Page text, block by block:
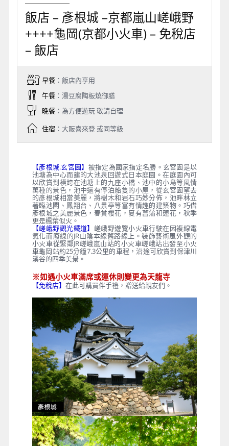
飯店 – 彥根城 –京都嵐山嵯峨野
++++龜岡(京都小火車) – 免稅店
– 飯店
早餐：飯店內享用
午餐：湯豆腐陶板燒御膳
晚餐：為方便遊玩 敬請自理
住宿：大阪喜來登 或同等級
【彥根城.玄宮園】 被指定為國家指定名勝。玄宮園是以
池塘為中心而建的大池泉回遊式日本庭園。在庭園內可
以欣賞到橫跨在池塘上的九座小橋、池中的小島等風情
萬種的景色，池中還有停泊船隻的小屋，從玄宮園望去
的彥根城相當美麗，將樹木和岩石巧妙分佈，池畔林立
著臨池閣、鳳翔台、八景亭等富有情趣的建築物。巧借
彥根城之美麗景色，春賞櫻花，夏有菖蒲和蓮花，秋季
更是楓葉似火。
【嵯峨野觀光鐵道】 嵯峨野遊覽小火車行駛在因複線電
氣化而廢線的JR山陰本線舊路線上。裝飾藝術風外觀的
小火車從緊鄰JR嵯峨嵐山站的小火車嵯峨站出發至小火
車龜岡站約25分鐘7.3公里的車程，沿途可欣賞到保津川
溪谷的四季美景。
※如遇小火車滿席或運休則變更為天龍寺
【免稅店】 在此可購買伴手禮，贈送給親友們。